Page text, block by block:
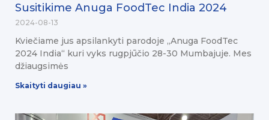
Susitikime Anuga FoodTec India 2024
2024-08-13
Kviečiame jus apsilankyti parodoje „Anuga FoodTec
2024 India“ kuri vyks rugpjūčio 28-30 Mumbajuje. Mes
džiaugsimės
Skaityti daugiau »